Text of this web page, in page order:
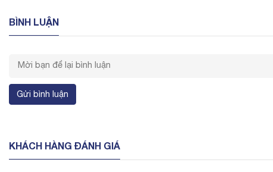
BÌNH LUẬN
Gửi bình luận
KHÁCH HÀNG ĐÁNH GIÁ